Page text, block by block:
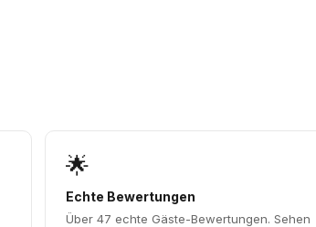
🌟
Echte Bewertungen
Über 47 echte Gäste-Bewertungen. Sehen